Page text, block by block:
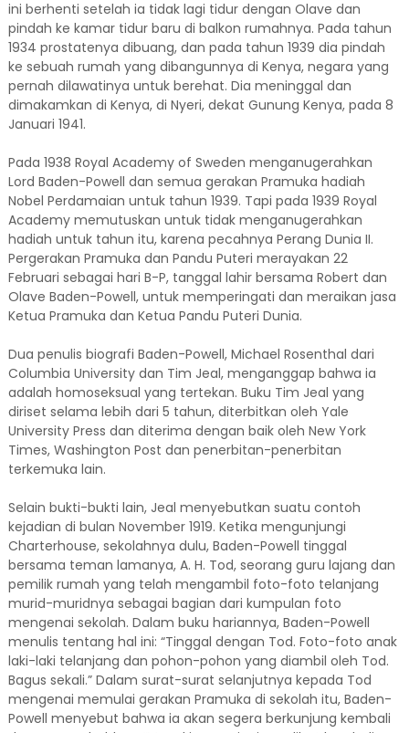
ini berhenti setelah ia tidak lagi tidur dengan Olave dan
pindah ke kamar tidur baru di balkon rumahnya. Pada tahun
1934 prostatenya dibuang, dan pada tahun 1939 dia pindah
ke sebuah rumah yang dibangunnya di Kenya, negara yang
pernah dilawatinya untuk berehat. Dia meninggal dan
dimakamkan di Kenya, di Nyeri, dekat Gunung Kenya, pada 8
Januari 1941.
Pada 1938 Royal Academy of Sweden menganugerahkan
Lord Baden-Powell dan semua gerakan Pramuka hadiah
Nobel Perdamaian untuk tahun 1939. Tapi pada 1939 Royal
Academy memutuskan untuk tidak menganugerahkan
hadiah untuk tahun itu, karena pecahnya Perang Dunia II.
Pergerakan Pramuka dan Pandu Puteri merayakan 22
Februari sebagai hari B-P, tanggal lahir bersama Robert dan
Olave Baden-Powell, untuk memperingati dan meraikan jasa
Ketua Pramuka dan Ketua Pandu Puteri Dunia.
Dua penulis biografi Baden-Powell, Michael Rosenthal dari
Columbia University dan Tim Jeal, menganggap bahwa ia
adalah homoseksual yang tertekan. Buku Tim Jeal yang
diriset selama lebih dari 5 tahun, diterbitkan oleh Yale
University Press dan diterima dengan baik oleh New York
Times, Washington Post dan penerbitan-penerbitan
terkemuka lain.
Selain bukti-bukti lain, Jeal menyebutkan suatu contoh
kejadian di bulan November 1919. Ketika mengunjungi
Charterhouse, sekolahnya dulu, Baden-Powell tinggal
bersama teman lamanya, A. H. Tod, seorang guru lajang dan
pemilik rumah yang telah mengambil foto-foto telanjang
murid-muridnya sebagai bagian dari kumpulan foto
mengenai sekolah. Dalam buku hariannya, Baden-Powell
menulis tentang hal ini: “Tinggal dengan Tod. Foto-foto anak
laki-laki telanjang dan pohon-pohon yang diambil oleh Tod.
Bagus sekali.” Dalam surat-surat selanjutnya kepada Tod
mengenai memulai gerakan Pramuka di sekolah itu, Baden-
Powell menyebut bahwa ia akan segera berkunjung kembali